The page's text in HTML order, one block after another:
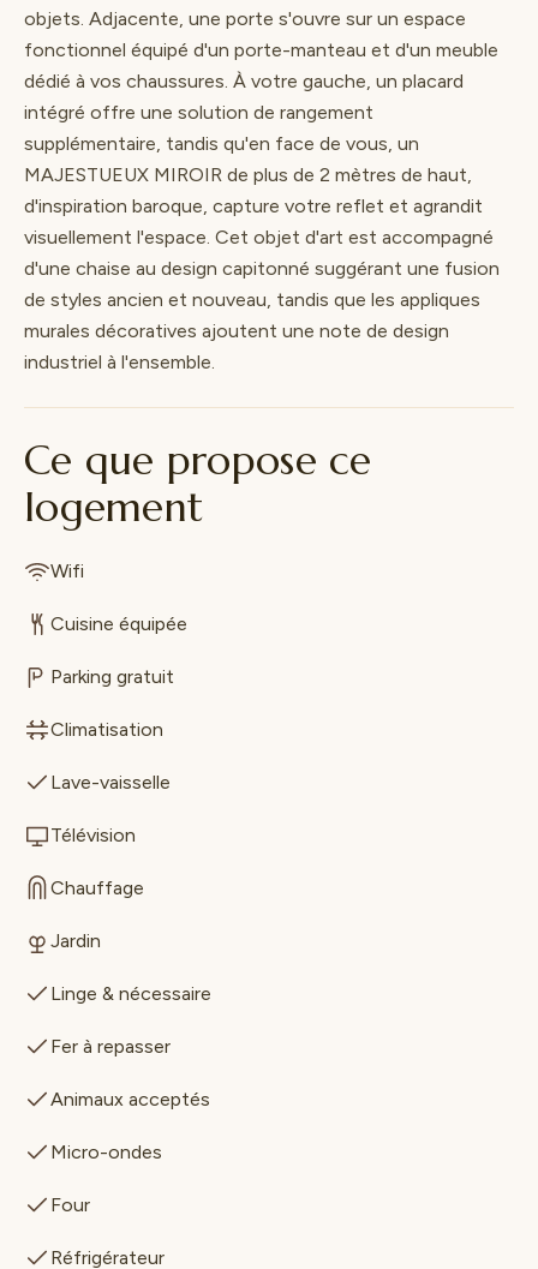
objets. Adjacente, une porte s'ouvre sur un espace
fonctionnel équipé d'un porte-manteau et d'un meuble
dédié à vos chaussures. À votre gauche, un placard
intégré offre une solution de rangement
supplémentaire, tandis qu'en face de vous, un
MAJESTUEUX MIROIR de plus de 2 mètres de haut,
d'inspiration baroque, capture votre reflet et agrandit
visuellement l'espace. Cet objet d'art est accompagné
d'une chaise au design capitonné suggérant une fusion
de styles ancien et nouveau, tandis que les appliques
murales décoratives ajoutent une note de design
industriel à l'ensemble.
Ce que propose ce
logement
Wifi
Cuisine équipée
Parking gratuit
Climatisation
Lave-vaisselle
Télévision
Chauffage
Jardin
Linge & nécessaire
Fer à repasser
Animaux acceptés
Micro-ondes
Four
Réfrigérateur